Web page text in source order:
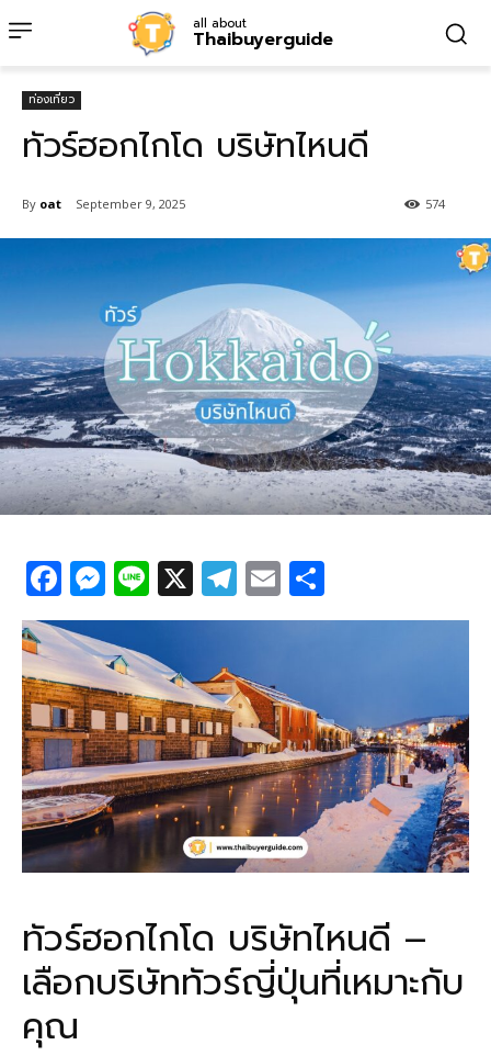
all about
Thaibuyerguide
ท่องเที่ยว
ทัวร์ฮอกไกโด บริษัทไหนดี
By oat September 9, 2025 574
F
a
c
e
b
o
o
k
M
e
ss
e
n
g
er
Li
n
e
X T
el
g
ra
m
E
m h
ทัวร์ฮอกไกโด บริษัทไหนดี –
เลือกบริษัททัวร์ญี่ปุ่นที่เหมาะกับ
คุณ